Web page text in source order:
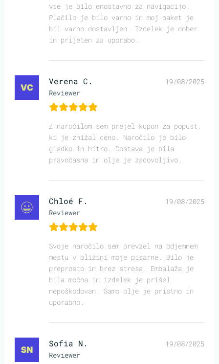
vse je bilo enostavno za navigacijo.
Plačilo je bilo varno in moj paket je
bil varno dostavljen. Izdelek je dober
in prijeten za uporabo.
Verena C.
Reviewer
19/08/2025
Z naročilom sem prejel kupon za popust,
ki je znižal ceno. Naročilo je bilo
gladko in hitro. Dostava je bila
pravočasna in olje je zadovoljivo.
Chloé F.
Reviewer
19/08/2025
Svoje naročilo sem prevzel na odjemnem
mestu v bližini moje pisarne. Bilo je
preprosto in brez stresa. Embalaža je
bila močna in izdelek je prišel
nepoškodovan. Samo olje je pristno in
uporabno.
Sofia N.
Reviewer
19/08/2025